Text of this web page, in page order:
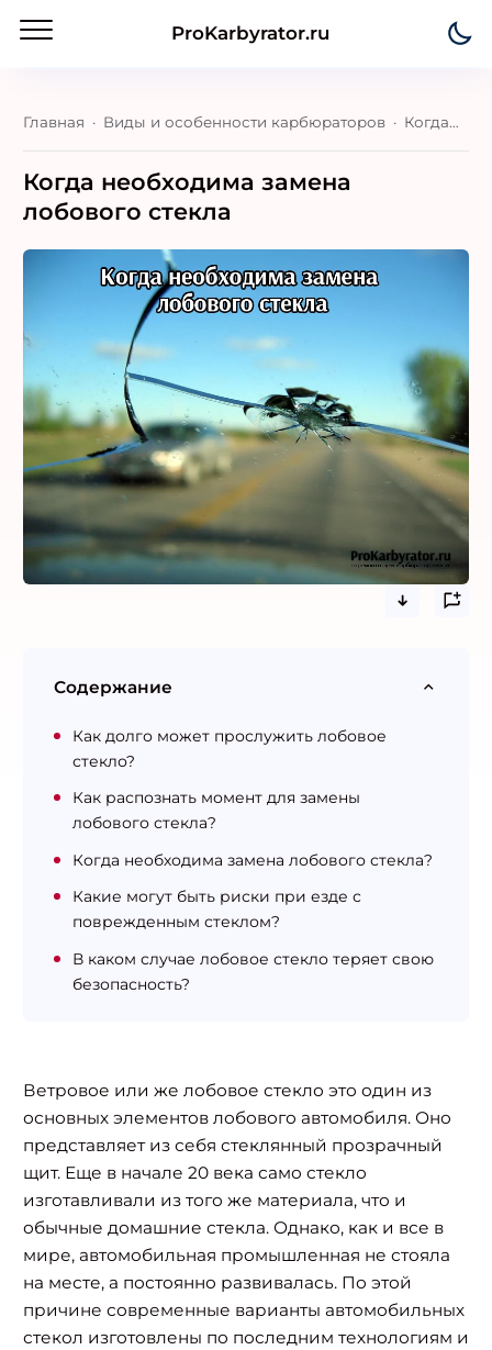
ProKarbyrator.ru
Главная Виды и особенности карбюраторов Когда необходима замена лобового стекла
Когда необходима замена
лобового стекла
Ветровое или же лобовое стекло это один из
основных элементов лобового автомобиля. Оно
представляет из себя стеклянный прозрачный
щит. Еще в начале 20 века само стекло
изготавливали из того же материала, что и
обычные домашние стекла. Однако, как и все в
мире, автомобильная промышленная не стояла
на месте, а постоянно развивалась. По этой
причине современные варианты автомобильных
стекол изготовлены по последним технологиям и
Содержание
Как долго может прослужить лобовое
стекло?
Как распознать момент для замены
лобового стекла?
Когда необходима замена лобового стекла?
Какие могут быть риски при езде с
поврежденным стеклом?
В каком случае лобовое стекло теряет свою
безопасность?